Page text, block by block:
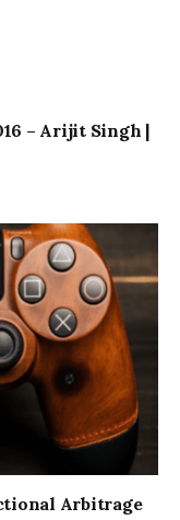
– Arijit Singh |
Arbitrage